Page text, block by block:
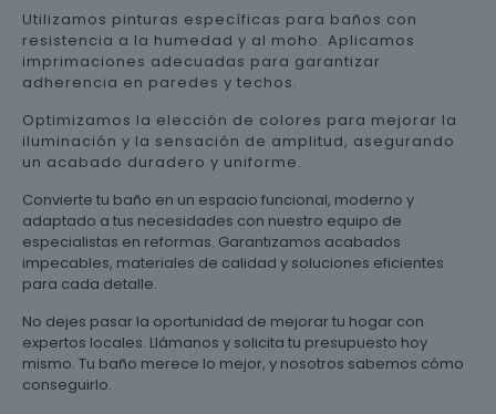
Utilizamos pinturas específicas para baños con
resistencia a la humedad y al moho. Aplicamos
imprimaciones adecuadas para garantizar
adherencia en paredes y techos.
Optimizamos la elección de colores para mejorar la
iluminación y la sensación de amplitud, asegurando
un acabado duradero y uniforme.
Convierte tu baño en un espacio funcional, moderno y
adaptado a tus necesidades con nuestro equipo de
especialistas en reformas. Garantizamos acabados
impecables, materiales de calidad y soluciones eficientes
para cada detalle.
No dejes pasar la oportunidad de mejorar tu hogar con
expertos locales. Llámanos y solicita tu presupuesto hoy
mismo. Tu baño merece lo mejor, y nosotros sabemos cómo
conseguirlo.